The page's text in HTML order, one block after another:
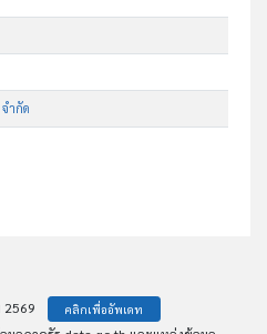
ำกัด
2569
คลิกเพื่ออัพเดท